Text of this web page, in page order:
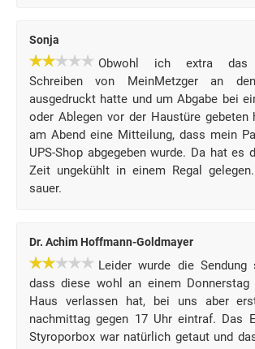
Sonja
Obwohl ich extra das
Schreiben von MeinMetzger an
ausgedruckt hatte und um Abgabe bei
oder Ablegen vor der Haustüre gebeten
am Abend eine Mitteilung, dass mein
UPS-Shop abgegeben wurde. Da hat es
Zeit ungekühlt in einem Regal
sauer.
Dr. Achim Hoffmann-Goldmayer
Leider wurde die Sendung
dass diese wohl an einem Donnerstag
Haus verlassen hat, bei uns aber
nachmittag gegen 17 Uhr eintraf. Das
Styroporbox war natürlich getaut und